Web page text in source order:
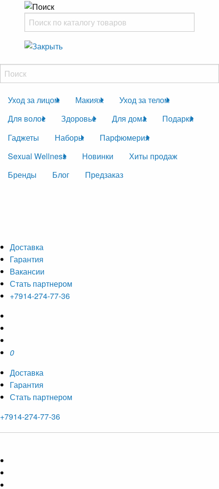
Уход за лицом Макияж
Уход за телом
Для волос
Здоровье Для дома
Подарки
Гаджеты
Наборы
Парфюмерия
Sexual Wellness
Новинки
Хиты продаж
Бренды
Блог Предзаказ
Доставка
Гарантия
Вакансии
Стать партнером
+7914-274-77-36
0
Доставка
Гарантия
Стать партнером
+7914-274-77-36